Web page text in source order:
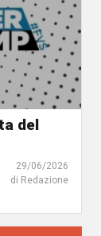
del
29/06/2026
di Redazione